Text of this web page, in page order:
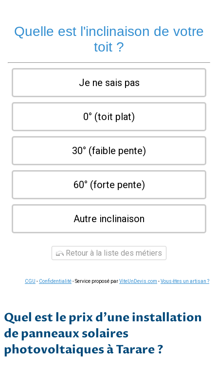
Quelle est l'inclinaison de votre
toit ?
Je ne sais pas
0° (toit plat)
30° (faible pente)
60° (forte pente)
Autre inclinaison
Retour à la liste des métiers
CGU - Confidentialité- Service proposé parViteUnDevis.com -Vous êtes un artisan ?
Quel est le prix d’une installation
de panneaux solaires
photovoltaiques à Tarare ?